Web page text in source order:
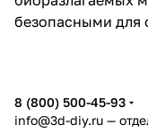
безопасными
8 (800) 500-45-93
info@3d-diy.ru —